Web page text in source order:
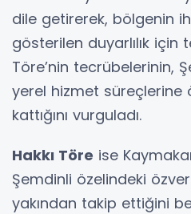
dile getirerek, bölgenin
gösterilen duyarlılık için
Töre’nin tecrübelerinin,
yerel hizmet süreçlerine
kattığını vurguladı.
Hakkı Töre ise
Şemdinli özelindeki
yakından takip ettiğini